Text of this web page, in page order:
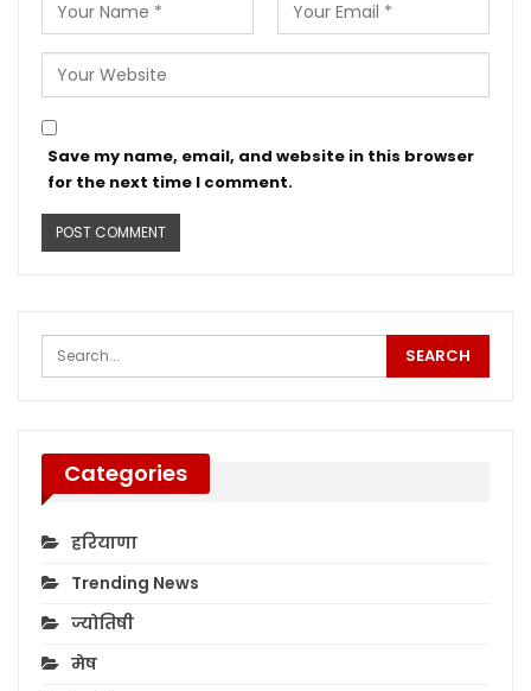
Save my name, email, and website in this browser
for the next time I comment.
Categories
हरियाणा
Trending News
ज्योतिषी
मेष